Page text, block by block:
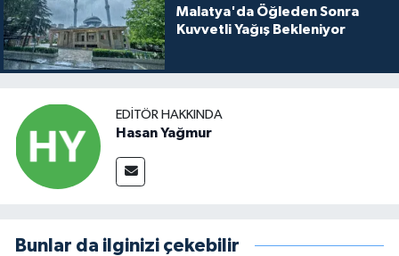
Malatya'da Öğleden Sonra
Kuvvetli Yağış Bekleniyor
EDITÖR HAKKINDA
Hasan Yağmur
Bunlar da ilginizi çekebilir